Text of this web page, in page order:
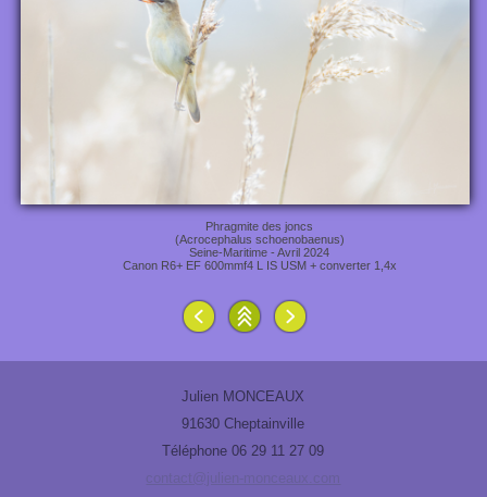
Phragmite des joncs
(Acrocephalus schoenobaenus)
Seine-Maritime - Avril 2024
Canon R6+ EF 600mmf4 L IS USM + converter 1,4x
Julien MONCEAUX
91630 Cheptainville
Téléphone 06 29 11 27 09
contact@julien-monceaux.com